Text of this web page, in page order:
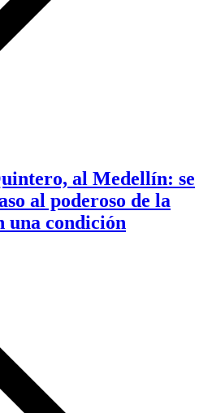
al Medellín: se
al poderoso de la
una condición